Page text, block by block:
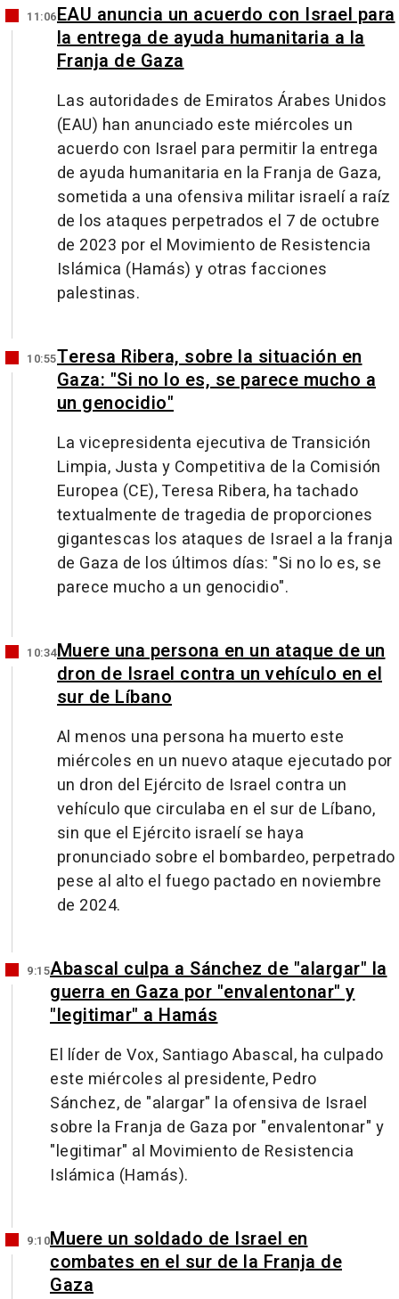
11:06EAU anuncia un acuerdo con Israel para
la entrega de ayuda humanitaria a la
Franja de Gaza
Las autoridades de Emiratos Árabes Unidos
(EAU) han anunciado este miércoles un
acuerdo con Israel para permitir la entrega
de ayuda humanitaria en la Franja de Gaza,
sometida a una ofensiva militar israelí a raíz
de los ataques perpetrados el 7 de octubre
de 2023 por el Movimiento de Resistencia
Islámica (Hamás) y otras facciones
palestinas.
10:55Teresa Ribera, sobre la situación en
Gaza: "Si no lo es, se parece mucho a
un genocidio"
La vicepresidenta ejecutiva de Transición
Limpia, Justa y Competitiva de la Comisión
Europea (CE), Teresa Ribera, ha tachado
textualmente de tragedia de proporciones
gigantescas los ataques de Israel a la franja
de Gaza de los últimos días: "Si no lo es, se
parece mucho a un genocidio".
10:34Muere una persona en un ataque de un
dron de Israel contra un vehículo en el
sur de Líbano
Al menos una persona ha muerto este
miércoles en un nuevo ataque ejecutado por
un dron del Ejército de Israel contra un
vehículo que circulaba en el sur de Líbano,
sin que el Ejército israelí se haya
pronunciado sobre el bombardeo, perpetrado
pese al alto el fuego pactado en noviembre
de 2024.
9:15Abascal culpa a Sánchez de "alargar" la
guerra en Gaza por "envalentonar" y
"legitimar" a Hamás
El líder de Vox, Santiago Abascal, ha culpado
este miércoles al presidente, Pedro
Sánchez, de "alargar" la ofensiva de Israel
sobre la Franja de Gaza por "envalentonar" y
"legitimar" al Movimiento de Resistencia
Islámica (Hamás).
9:10Muere un soldado de Israel en
combates en el sur de la Franja de
Gaza